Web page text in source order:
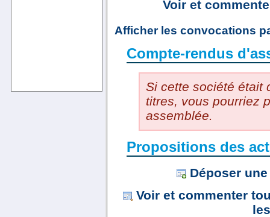
Voir et
Afficher les convocations
Compte-rendus
Si cette société était
titres, vous pourriez
assemblée.
Propositions des
Déposer
Voir et commenter